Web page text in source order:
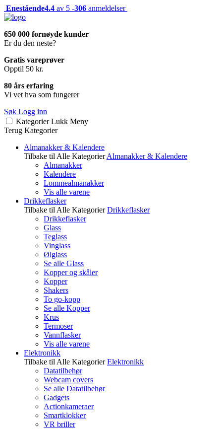
Enestående4.4 av 5 -306 anmeldelser
650 000 fornøyde kunder
Er du den neste?
Gratis vareprøver
Opptil 50 kr.
80 års erfaring
Vi vet hva som fungerer
Søk Logg inn
Kategorier Lukk Meny
Terug Kategorier
Almanakker & Kalendere
Tilbake til Alle Kategorier Almanakker & Kalendere
Almanakker
Kalendere
Lommealmanakker
Vis alle varene
Drikkeflasker
Tilbake til Alle Kategorier Drikkeflasker
Drikkeflasker
Glass
Teglass
Vinglass
Ølglass
Se alle Glass
Kopper og skåler
Kopper
Shakers
To go-kopp
Se alle Kopper
Krus
Termoser
Vannflasker
Vis alle varene
Elektronikk
Tilbake til Alle Kategorier Elektronikk
Datatilbehør
Webcam covers
Se alle Datatilbehør
Gadgets
Actionkameraer
Smartklokker
VR briller